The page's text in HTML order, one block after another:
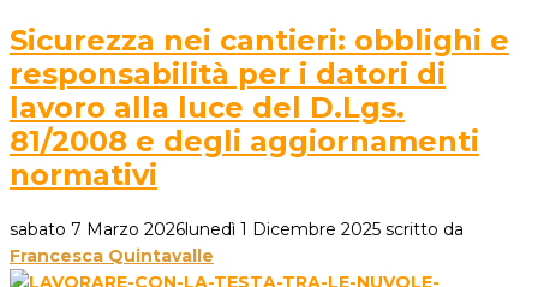
Sicurezza nei cantieri: obblighi e
responsabilità per i datori di
lavoro alla luce del D.Lgs.
81/2008 e degli aggiornamenti
normativi
sabato 7 Marzo 2026lunedì 1 Dicembre 2025 scritto da
Francesca Quintavalle